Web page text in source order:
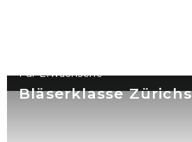
Bläserklasse
Für Erwachsene